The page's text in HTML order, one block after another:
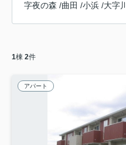
字夜の森 /曲田 /小浜 /大字
1棟 2件
アパート